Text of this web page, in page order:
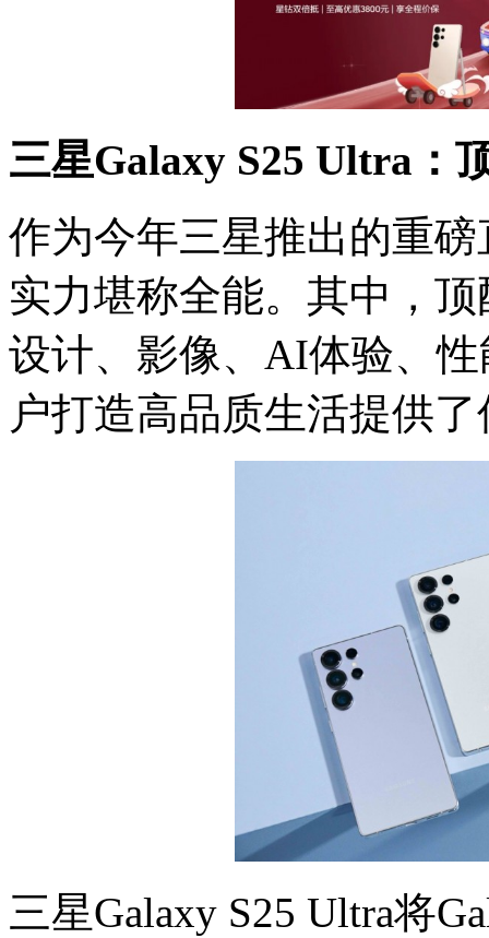
三星Galaxy S25 Ultra ：
作为今年三星推出的重磅
实力堪称全能。其中，顶
设计、影像、AI体验、
户打造高品质生活提供
三星Galaxy S25 Ultra将